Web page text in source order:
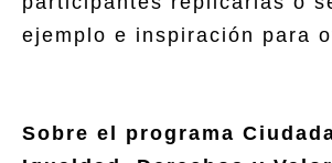
ejemplo e inspiración para
Sobre el programa